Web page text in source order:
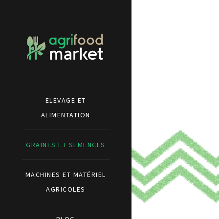
ELEVAGE ET
ALIMENTATION
GRAINES ET SEMENCES
MACHINES ET MATÉRIEL
AGRICOLES